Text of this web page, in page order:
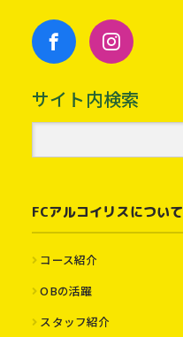
サイト内検索
FCアルコイリスについて
コース紹介
OBの活躍
スタッフ紹介